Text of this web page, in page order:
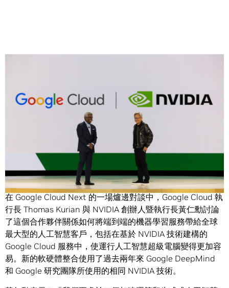
Google Cloud 與 NVIDIA 今日宣布推出新的人工智慧基礎架
構和軟體，提供客戶建立和部署大規模的生成式人工智慧模
型，並加速資料科學工作負載。
在 Google Cloud Next 的一場爐邊對談中，Google Cloud 執
行長 Thomas Kurian 與 NVIDIA 創辦人暨執行長黃仁勳討論
了這個合作夥伴關係如何將端到端的機器學習服務帶給全球
最大型的人工智慧客戶，包括在基於 NVIDIA 技術建構的
Google Cloud 服務中，使運行人工智慧超級電腦變得更加容
易。新的軟硬體整合使用了過去兩年來 Google DeepMind
和 Google 研究團隊所使用的相同 NVIDIA 技術。